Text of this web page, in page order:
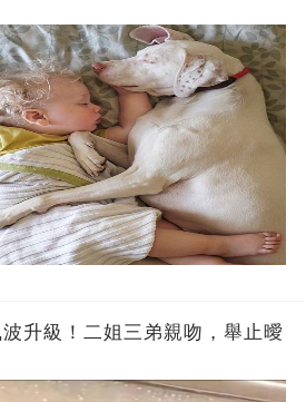
升級！二姐三弟親吻，舉止曖